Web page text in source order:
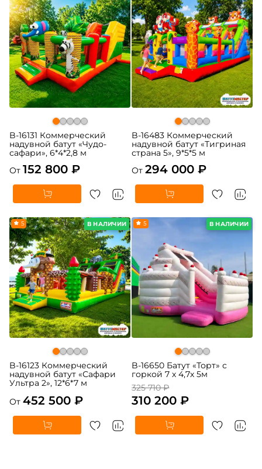
B-16131 Коммерческий
надувной батут «Чудо-
сафари», 6*4*2,8 м
От 152 800 ₽
B-16483 Коммерческий
надувной батут «Тигриная
страна 5», 9*5*5 м
От 294 000 ₽
В НАЛИЧИИ
5
B-16123 Коммерческий
надувной батут «Сафари
Ультра 2», 12*6*7 м
От 452 500 ₽
В НАЛИЧИИ
-5%
B-16650 Батут «Торт» с
горкой 7 х 4,7х 5м
325 710 ₽
310 200 ₽